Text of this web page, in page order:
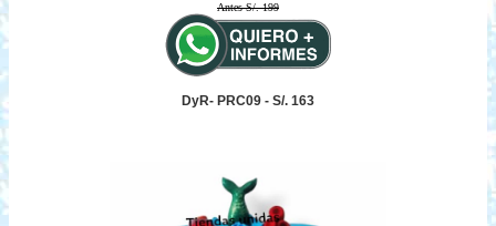
Antes S/. 199
DyR- PRC09 - S/. 163